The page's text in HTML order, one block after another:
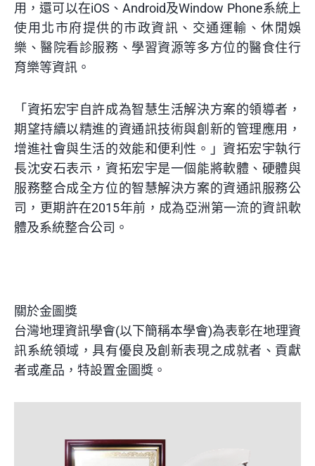
用，還可以在iOS、Android及Window Phone系統上
使用北市府提供的市政資訊、交通運輸、休閒娛
樂、醫院看診服務、學習資源等多方位的醫食住行
育樂等資訊。
「資拓宏宇自許成為智慧生活解決方案的領導者，
期望持續以精進的資通訊技術與創新的管理應用，
增進社會與生活的效能和便利性。」資拓宏宇執行
長沈安石表示，資拓宏宇是一個能將軟體、硬體與
服務整合成全方位的智慧解決方案的資通訊服務公
司，更期許在2015年前，成為亞洲第一流的資訊軟
體及系統整合公司。
關於金圖獎
台灣地理資訊學會(以下簡稱本學會)為表彰在地理資
訊系統領域，具有優良及創新表現之成就者、貢獻
者或產品，特設置金圖獎。